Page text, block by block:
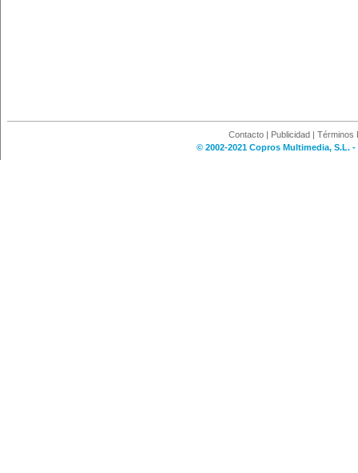
Contacto | Publicidad | Términos
© 2002-2021 Copros Multimedia, S.L.